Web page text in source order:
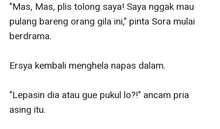
"Mas, Mas, plis tolong saya! Saya nggak mau
pulang bareng orang gila ini," pinta Sora mulai
berdrama.
Ersya kembali menghela napas dalam.
"Lepasin dia atau gue pukul lo?!" ancam pria
asing itu.